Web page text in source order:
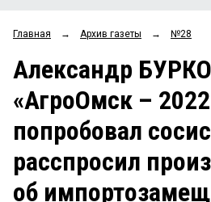
ОБЩЕСТВО
ЗАКОН
НОВОСТИ КОМПАНИЙ
СТИЛЬ ЖИЗНИ
Главная → Архив газеты → №28
Александр
«АгроОмск –
попробовал
расспросил
об